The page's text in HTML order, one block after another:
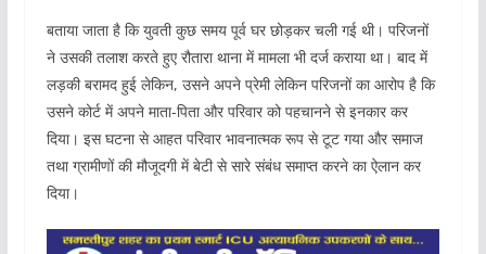
बताया जाता है कि युवती कुछ समय पूर्व घर छोड़कर चली गई थी। परिजनों
ने उसकी तलाश करते हुए रौतारा थाना में मामला भी दर्ज कराया था। बाद में
लड़की बरामद हुई लेकिन, उसने अपने प्रेमी लेकिन परिजनों का आरोप है कि
उसने कोर्ट में अपने माता-पिता और परिवार को पहचानने से इनकार कर
दिया। इस घटना से आहत परिवार भावनात्मक रूप से टूट गया और समाज
तथा ग्रामीणों की मौजूदगी में बेटी से सारे संबंध समाप्त करने का ऐलान कर
दिया।